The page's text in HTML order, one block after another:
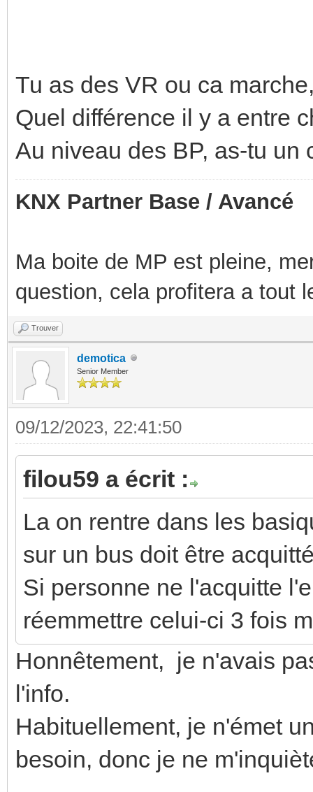
Tu as des VR ou ca
Quel différence il y a entre
Au niveau des BP, as-tu un
KNX Partner Base / Avancé
Ma boite de MP est pleine,
question, cela profitera a tout
Trouver
demotica
Senior Member
09/12/2023, 22:41:50
filou59 a écrit :
La on rentre dans les
sur un bus doit être
Si personne ne l'acquitte
réemmettre celui-ci 3 fois
Honnêtement, je n'avais
l'info.
Habituellement, je n'émet
besoin, donc je ne